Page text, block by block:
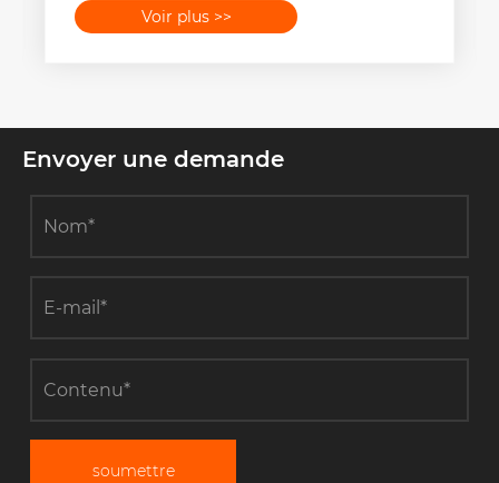
Voir plus >>
Envoyer une demande
soumettre